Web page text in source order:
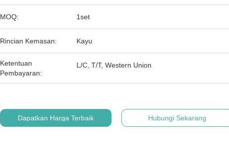
MOQ: 1set
Rincian Kemasan: Kayu
Ketentuan
Pembayaran:
L/C, T/T, Western Union
Dapatkan Harga Terbaik Hubungi Sekarang